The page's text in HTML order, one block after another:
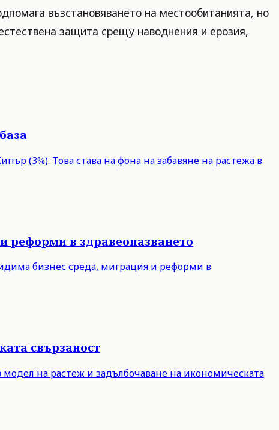
възстановяването на местообитанията, но
защита срещу наводнения и ерозия,
(3%). Това става на фона на забавяне на растежа в
реформи в здравеопазването
бизнес среда, миграция и реформи в
свързаност
на растеж и задълбочаване на икономическата